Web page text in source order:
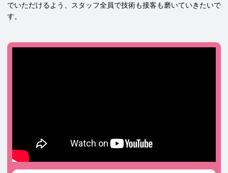
でいただけるよう、スタッフ全員で技術も接客も磨いていきたいで
す。